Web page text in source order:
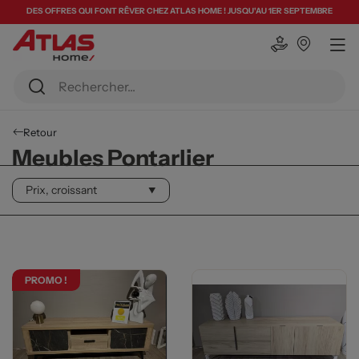
DES OFFRES QUI FONT RÊVER CHEZ ATLAS HOME ! JUSQU'AU 1ER SEPTEMBRE
Retour
Meubles Pontarlier
PROMO !